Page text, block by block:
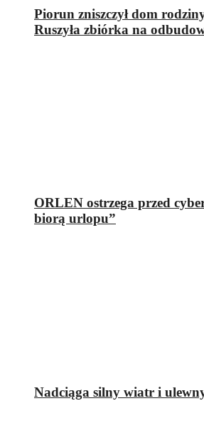
Piorun zniszczył dom
Ruszyła zbiórka na
ORLEN ostrzega przed
biorą urlopu”
Nadciąga silny wiatr i